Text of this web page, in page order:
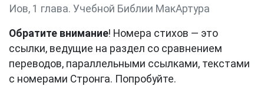
Иов, 1 глава. Учебной Библии МакАртура
Обратите внимание! Номера стихов — это
ссылки, ведущие на раздел со сравнением
переводов, параллельными ссылками, текстами
с номерами Стронга. Попробуйте.